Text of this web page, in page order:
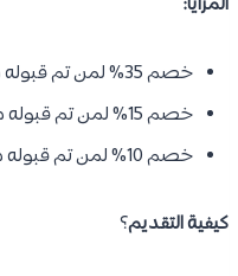
المزايا:
خصم 35% لمن تم قبوله من اختياره الأول.
خصم 15% لمن تم قبوله من اختياره الثاني.
خصم 10% لمن تم قبوله من الاختيار الثالث أو الرابع أو الخامس.
كيفية التقديم؟